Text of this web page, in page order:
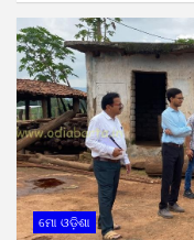
ମୋ ଓଡ଼ିଶା